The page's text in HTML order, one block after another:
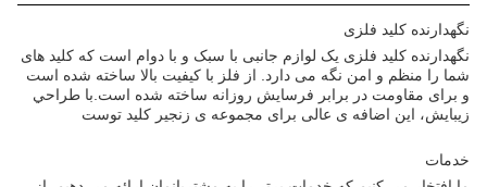
نگهدارنده کلید فلزی
نگهدارنده کلید فلزی یک لوازم جانبی با سبک و با دوام است که کلید های
شما را منظم و امن نگه می دارد. از فلز با کیفیت بالا ساخته شده است
و برای مقاومت در برابر فرسایش روزانه ساخته شده است.با طراحي
زيبايش، این اضافه ی عالی برای مجموعه ی زنجیر کلید توست
خدمات